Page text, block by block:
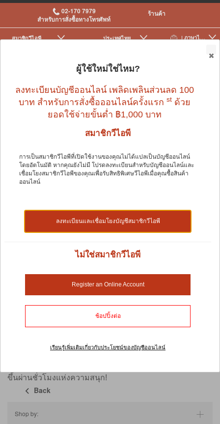
02-170 7979
สำหรับการสั่งซื้อทางโทรศัพท์
ร้านค้า
| ภาษาไทย
ประเทศไทย
สมาชิกวีไอพี
|
Speelgoed
คำว่า "speelgoed" ในภาษาดัตช์หมายถึง "ของเล่น" ซึ่งสื่อถึง
แบรนด์ เนื่องจากเป็นการสร้างสรรค์ของเล่นและอุปกรณ์เสริม
ซึ่งประโยชน์มากมาย ไม่เพียงแต่สำหรับเพื่อนแมวของคุณ
เท่านั้น แต่ยังสำหรับคุณในฐานะเจ้าของด้วยเช่นกัน
คุณออกกำลังกายตามที่เขาต้องการเพื่อรักษาน้ำหนักให้แข็ง
เล่นสามารถช่วยให้เขาคุ้นเคยกับสภาพแวดล้อมได้อย่าง
สะดวกสบายขณะสำรวจสภาพแวดล้อม ในทางกลับกัน แมว
ในบ้านต้องการของเล่นเพื่อฝึกฝนประสาทสัมผัสและความ
บันเทิง
ดีไซน์และสีสันที่หลากหลายเพื่อสร้างความสนใจให้กับแมว
ขึ้นผ่านชั่วโมงแห่งความสนุก!
Back
Shop by:
ผู้ใช้ใหม่ใช่ไหม?
ลงทะเบียนบัญชีออนไลน์ เพลิดเพลินส่วนลด 100
บาท สำหรับการสั่งซื้อออนไลน์ครั้งแรกst ด้วย
ยอดใช้จ่ายขั้นต่ำ ฿1,000 บาท
สมาชิกวีไอพี
การเป็นสมาชิกวีไอพีที่เปิดใช้งานของคุณไม่ได้แปลเป็นบัญชีออนไลน์
โดยอัตโนมัติ หากคุณยังไม่มี โปรดลงทะเบียนสำหรับบัญชีออนไลน์และ
เชื่อมโยงสมาชิกวีไอพีของคุณเพื่อรับสิทธิพิเศษวีไอพีเมื่อคุณซื้อสินค้า
ออนไลน์
ลงทะเบียนและเชื่อมโยงบัญชีสมาชิกวีไอพี
ไม่ใช่สมาชิกวีไอพี
Register an Online Account
ช้อปปิ้งต่อ
เรียนรู้เพิ่มเติมเกี่ยวกับประโยชน์ของบัญชีออนไลน์